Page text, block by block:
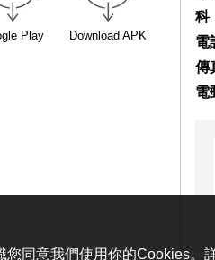
Play Download APK
科
電
傳
電
同意我們使用你的Cookies。